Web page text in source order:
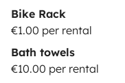
Bike Rack
€1.00 per rental
Bath towels
€10.00 per rental